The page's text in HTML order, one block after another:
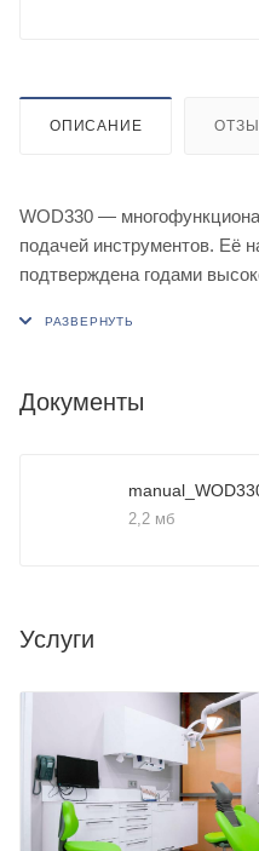
ОПИСАНИЕ
WOD330 —
подачей инструментов. Её
подтверждена годами
наделена всем
- Плевательница
Электромеханическое
- Светильник 20 000 люкс
- Верхняя подача
Данная модель
инструментов, очень
Документы
2,2 мб
Услуги